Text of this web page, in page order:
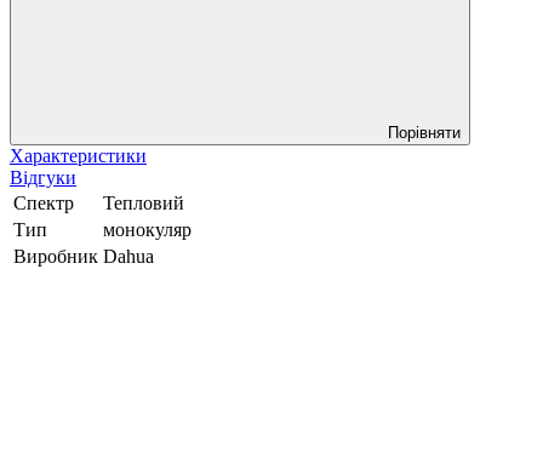
Порівняти
Характеристики
Відгуки
Спектр
Тепловий
Тип
монокуляр
Виробник Dahua